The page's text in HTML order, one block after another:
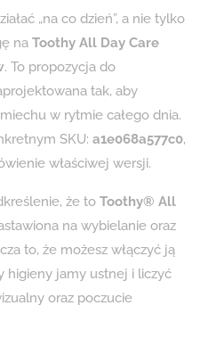
„na co dzień”, a nie tylko
na Toothy All Day Care
. To propozycja do
tak, aby
w rytmie całego dnia.
SKU: a1e068a577c0,
właściwej wersji.
że to Toothy® All
na wybielanie oraz
to, że możesz włączyć ją
higieny jamy ustnej i liczyć
oraz poczucie